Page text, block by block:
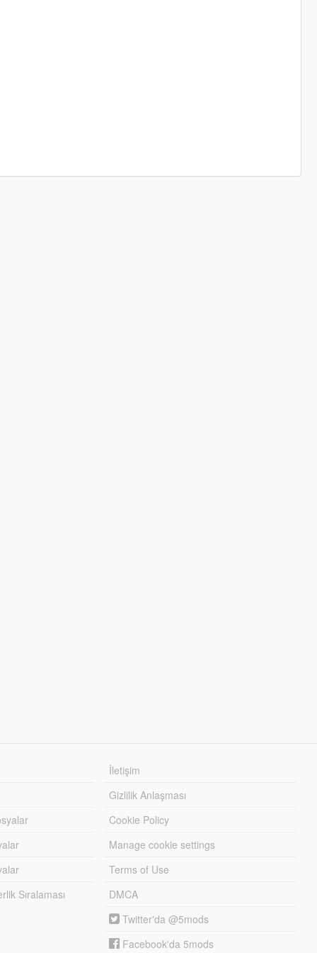
Sıralaması
İletişim
Gizlilik Anlaşması
Cookie Policy
Manage cookie settings
Terms of Use
DMCA
Twitter'da @5mods
Facebook'da 5mods